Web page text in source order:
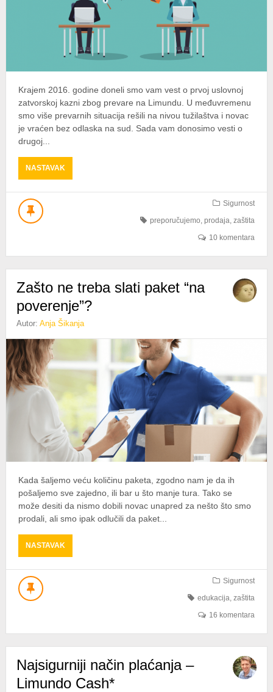
Krajem 2016. godine doneli smo vam vest o prvoj uslovnoj
zatvorskoj kazni zbog prevare na Limundu. U međuvremenu
smo više prevarnih situacija rešili na nivou tužilaštva i novac
je vraćen bez odlaska na sud. Sada vam donosimo vesti o
drugoj...
NASTAVAKABOUT
PREVARE
SE
ZBOG
PREVARE
NA
LIMUNDU
Sigurnost
preporučujemo,prodaja,zaštita
10 komentara
Zašto ne treba slati paket “na
poverenje”?
Autor:Anja Šikanja
Kada šaljemo veću količinu paketa, zgodno nam je da ih
pošaljemo sve zajedno, ili bar u što manje tura. Tako se
može desiti da nismo dobili novac unapred za nešto što smo
prodali, ali smo ipak odlučili da paket...
NASTAVAKABOUT
ZAŠTO
NE
Sigurnost
edukacija ,zaštita
16 komentara
Najsigurniji način plaćanja –
Limundo Cash*